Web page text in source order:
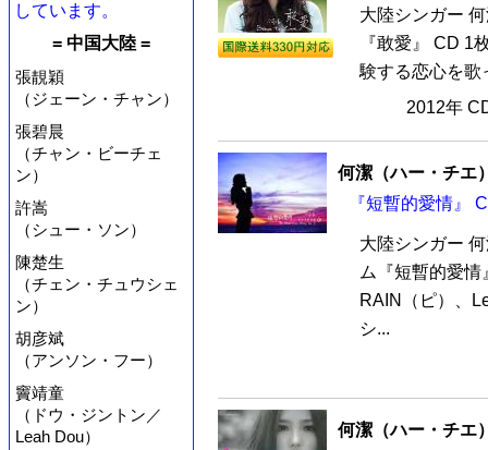
しています。
= 中国大陸 =
張靚穎
（ジェーン・チャン）
張碧晨
（チャン・ビーチェ
ン）
許嵩
（シュー・ソン）
陳楚生
（チェン・チュウシェ
ン）
胡彦斌
（アンソン・フー）
竇靖童
（ドウ・ジントン／
Leah Dou）
大陸シンガー
『敢愛』 CD 1
験する恋心を歌
2012年
何潔（ハー・チエ
『短暫的愛情』
大陸シンガー
ム『短暫的愛
RAIN（ピ）、
シ...
何潔（ハー・チエ